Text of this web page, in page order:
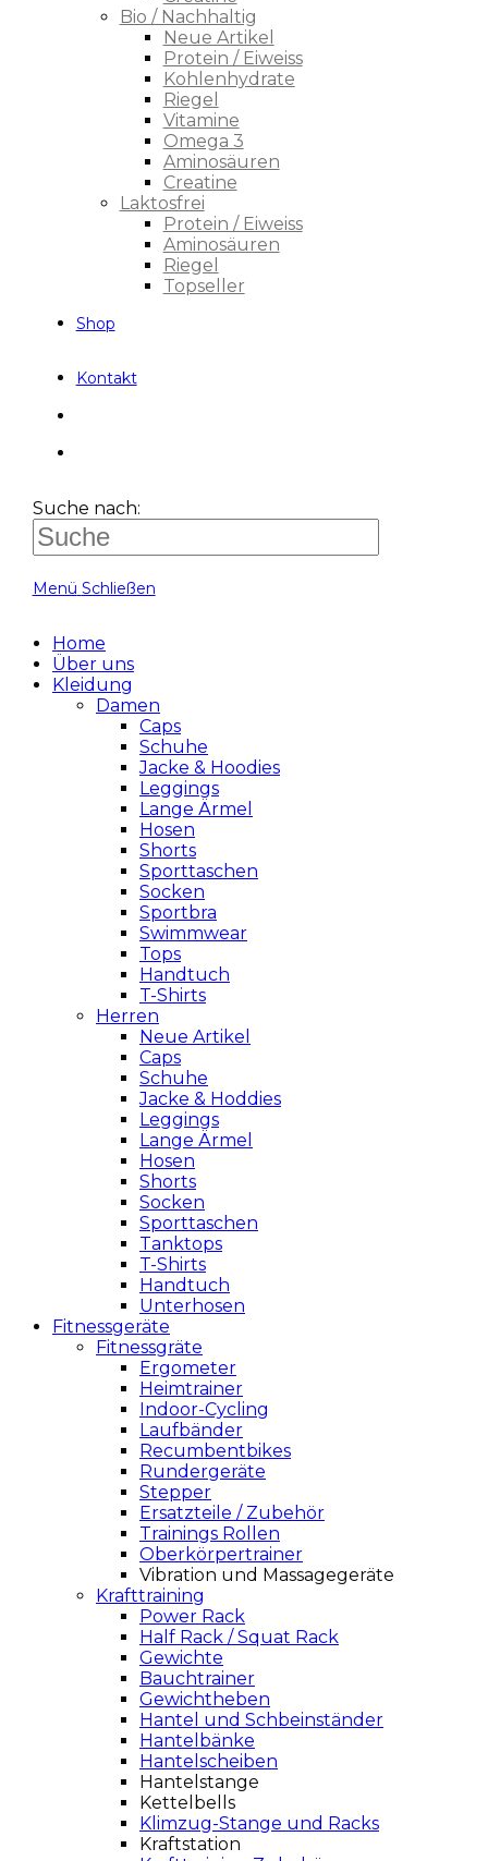
Bio / Nachhaltig
Neue Artikel
Protein / Eiweiss
Kohlenhydrate
Riegel
Vitamine
Omega 3
Aminosäuren
Creatine
Laktosfrei
Protein / Eiweiss
Aminosäuren
Riegel
Topseller
Shop
Kontakt
Suche nach:
Menü Schließen
Home
Über uns
Kleidung
Damen
Caps
Schuhe
Jacke & Hoodies
Leggings
Lange Ärmel
Hosen
Shorts
Sporttaschen
Socken
Sportbra
Swimmwear
Tops
Handtuch
T-Shirts
Herren
Neue Artikel
Caps
Schuhe
Jacke & Hoddies
Leggings
Lange Ärmel
Hosen
Shorts
Socken
Sporttaschen
Tanktops
T-Shirts
Handtuch
Unterhosen
Fitnessgeräte
Fitnessgräte
Ergometer
Heimtrainer
Indoor-Cycling
Laufbänder
Recumbentbikes
Rundergeräte
Stepper
Ersatzteile / Zubehör
Trainings Rollen
Oberkörpertrainer
Vibration und Massagegeräte
Krafttraining
Power Rack
Half Rack / Squat Rack
Gewichte
Bauchtrainer
Gewichtheben
Hantel und Schbeinständer
Hantelbänke
Hantelscheiben
Hantelstange
Kettelbells
Klimzug-Stange und Racks
Kraftstation